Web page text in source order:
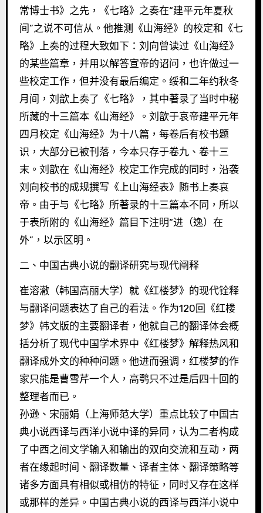
常博士书》之先，《七略》之奏在“建平元年夏秋
间”之说不可信从。他推测《山海经》的校定和《七
略》上奏的过程大致如下：刘向曾读过《山海经》
的某些篇章，并用以解答宣帝的诏问，也许做过一
些校定工作，但并没有最后编定。绥和二年约秋冬
月间，刘歆上奏了《七略》，其中著录了当时中秘
所藏的十三篇本《山海经》。刘歆于哀帝建平元年
四月校定《山海经》为十八篇，每卷后有校书题
识，大部分已被刊落，今本只存于卷九、卷十三
末。刘歆在《山海经》校定工作完成的同时，沿袭
刘向校书的成规撰写《上山海经表》随书上奏哀
帝。由于与《七略》所著录的十三篇本不同，所以
于表所附的《山海经》篇目下注明“进（逸）在
外”，以示区明。
二、中国古典小说的翻译研究与现代阐释
崔溶澈（韩国高丽大学）就《红楼梦》的现代铨释
与翻译问题表达了自己的看法。作为120回《红楼
梦》韩文版的主要翻译者，他就自己的翻译体会概
括分析了现代中国学术界中《红楼梦》解释热风和
翻译成外文的种种问题。他进而强调，红楼梦的作
家只能是曹雪芹一个人，高鹗只不过是后四十回的
整理者而已。
孙逊、宋丽娟（上海师范大学）重点比较了中国古
典小说西译与西洋小说中译的异同，认为二者构成
了中西之间文学输入和输出的双向交流和互动，两
者在缘起时间、翻译数量、译者主体、翻译策略等
诸多方面具有相似或相仿的特征，同时又存在这样
或那样的差异。中国古典小说的西译与西洋小说中